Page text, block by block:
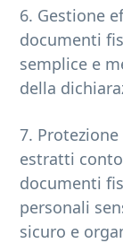
6. Gestione
documenti
semplice e
della
7.
estratti
documenti
personali
sicuro e